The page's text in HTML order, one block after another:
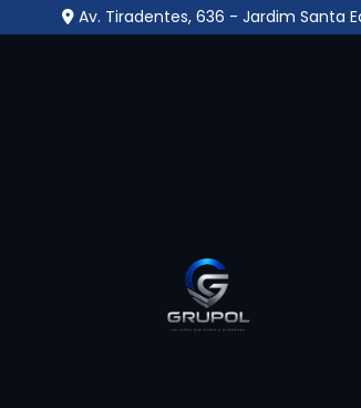
Av. Tiradentes, 636 - Jardim Santa
Informações
Se você procura pelo